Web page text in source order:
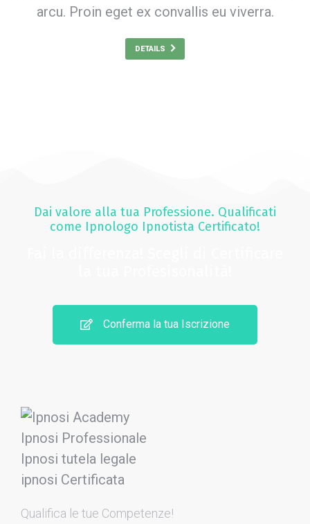
arcu. Proin eget ex convallis eu viverra.
DETAILS
Dai valore alla tua Professione. Qualificati
come Ipnologo Ipnotista Certificato!
Conferma la tua Iscrizione
Qualifica le tue Competenze​!